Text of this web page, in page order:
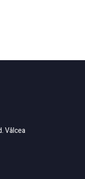
Vâlcea